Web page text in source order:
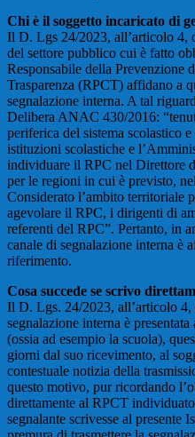
Chi è il soggetto incaricato di
Il D. Lgs 24/2023, all’articolo 4,
del settore pubblico cui è fatto
Responsabile della Prevenzione
Trasparenza (RPCT) affidano a
segnalazione interna. A tal
Delibera ANAC 430/2016:
periferica del sistema scolastico
istituzioni scolastiche e
individuare il RPC nel Direttore
per le regioni in cui è previsto,
Considerato l’ambito territoriale
agevolare il RPC, i dirigenti di
referenti del RPC”. Pertanto, in
canale di segnalazione interna è
riferimento.
Cosa succede se scrivo
Il D. Lgs. 24/2023, all’articolo 4,
segnalazione interna è
(ossia ad esempio la scuola),
giorni dal suo ricevimento, al
contestuale notizia della
questo motivo, pur ricordando
direttamente al RPCT
segnalante scrivesse al presente